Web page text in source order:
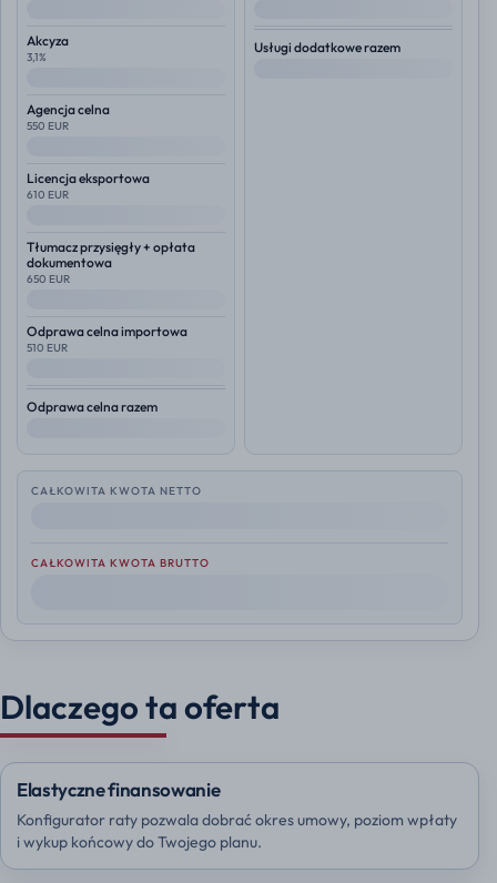
Akcyza
3,1%
Agencja celna
550 EUR
Licencja eksportowa
610 EUR
Tłumacz przysięgły + opłata
dokumentowa
650 EUR
Odprawa celna importowa
510 EUR
Odprawa celna razem
Usługi dodatkowe razem
CAŁKOWITA KWOTA NETTO
CAŁKOWITA KWOTA BRUTTO
Dlaczego ta oferta
Elastyczne finansowanie
Konfigurator raty pozwala dobrać okres umowy, poziom wpłaty
i wykup końcowy do Twojego planu.